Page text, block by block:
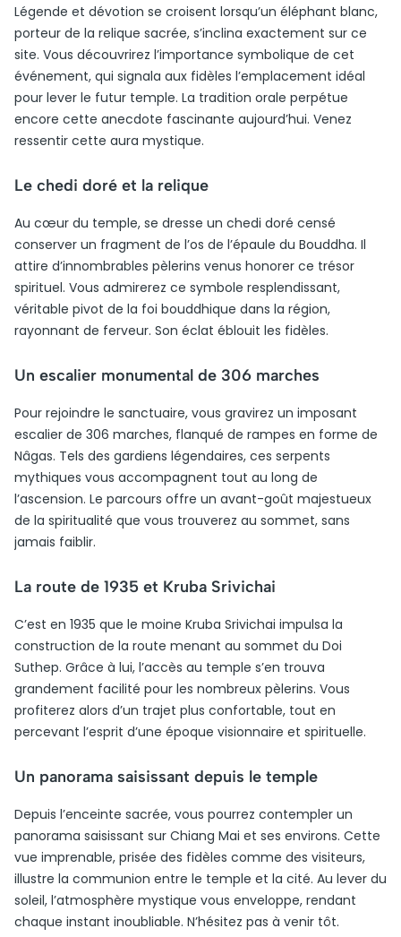
Légende et dévotion se croisent lorsqu’un éléphant blanc,
porteur de la relique sacrée, s’inclina exactement sur ce
site. Vous découvrirez l’importance symbolique de cet
événement, qui signala aux fidèles l’emplacement idéal
pour lever le futur temple. La tradition orale perpétue
encore cette anecdote fascinante aujourd’hui. Venez
ressentir cette aura mystique.
Le chedi doré et la relique
Au cœur du temple, se dresse un chedi doré censé
conserver un fragment de l’os de l’épaule du Bouddha. Il
attire d’innombrables pèlerins venus honorer ce trésor
spirituel. Vous admirerez ce symbole resplendissant,
véritable pivot de la foi bouddhique dans la région,
rayonnant de ferveur. Son éclat éblouit les fidèles.
Un escalier monumental de 306 marches
Pour rejoindre le sanctuaire, vous gravirez un imposant
escalier de 306 marches, flanqué de rampes en forme de
Nâgas. Tels des gardiens légendaires, ces serpents
mythiques vous accompagnent tout au long de
l’ascension. Le parcours offre un avant-goût majestueux
de la spiritualité que vous trouverez au sommet, sans
jamais faiblir.
La route de 1935 et Kruba Srivichai
C’est en 1935 que le moine Kruba Srivichai impulsa la
construction de la route menant au sommet du Doi
Suthep. Grâce à lui, l’accès au temple s’en trouva
grandement facilité pour les nombreux pèlerins. Vous
profiterez alors d’un trajet plus confortable, tout en
percevant l’esprit d’une époque visionnaire et spirituelle.
Un panorama saisissant depuis le temple
Depuis l’enceinte sacrée, vous pourrez contempler un
panorama saisissant sur Chiang Mai et ses environs. Cette
vue imprenable, prisée des fidèles comme des visiteurs,
illustre la communion entre le temple et la cité. Au lever du
soleil, l’atmosphère mystique vous enveloppe, rendant
chaque instant inoubliable. N’hésitez pas à venir tôt.